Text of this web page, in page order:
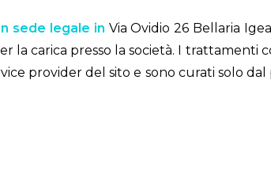
sede legale in Via Ovidio 26 Bellaria
la carica presso la società. I trattamenti
provider del sito e sono curati solo dal